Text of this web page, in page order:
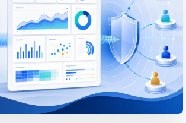
của tồn kho
các nghiệp vụ
TIẾT